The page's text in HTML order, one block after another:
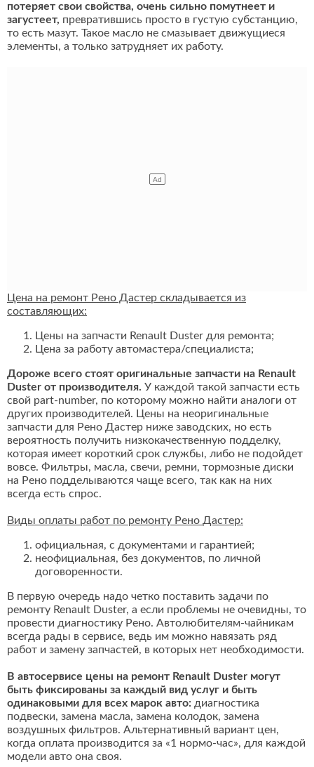
потеряет свои свойства, очень сильно помутнеет и
загустеет, превратившись просто в густую субстанцию,
то есть мазут. Такое масло не смазывает движущиеся
элементы, а только затрудняет их работу.
Цена на ремонт Рено Дастер складывается из
составляющих:
Цены на запчасти Renault Duster для ремонта;
Цена за работу автомастера/специалиста;
Дороже всего стоят оригинальные запчасти на Renault
Duster от производителя. У каждой такой запчасти есть
свой part-number, по которому можно найти аналоги от
других производителей. Цены на неоригинальные
запчасти для Рено Дастер ниже заводских, но есть
вероятность получить низкокачественную подделку,
которая имеет короткий срок службы, либо не подойдет
вовсе. Фильтры, масла, свечи, ремни, тормозные диски
на Рено подделываются чаще всего, так как на них
всегда есть спрос.
Виды оплаты работ по ремонту Рено Дастер:
официальная, с документами и гарантией;
неофициальная, без документов, по личной
договоренности.
В первую очередь надо четко поставить задачи по
ремонту Renault Duster, а если проблемы не очевидны, то
провести диагностику Рено. Автолюбителям-чайникам
всегда рады в сервисе, ведь им можно навязать ряд
работ и замену запчастей, в которых нет необходимости.
В автосервисе цены на ремонт Renault Duster могут
быть фиксированы за каждый вид услуг и быть
одинаковыми для всех марок авто: диагностика
подвески, замена масла, замена колодок, замена
воздушных фильтров. Альтернативный вариант цен,
когда оплата производится за «1 нормо-час», для каждой
модели авто она своя.